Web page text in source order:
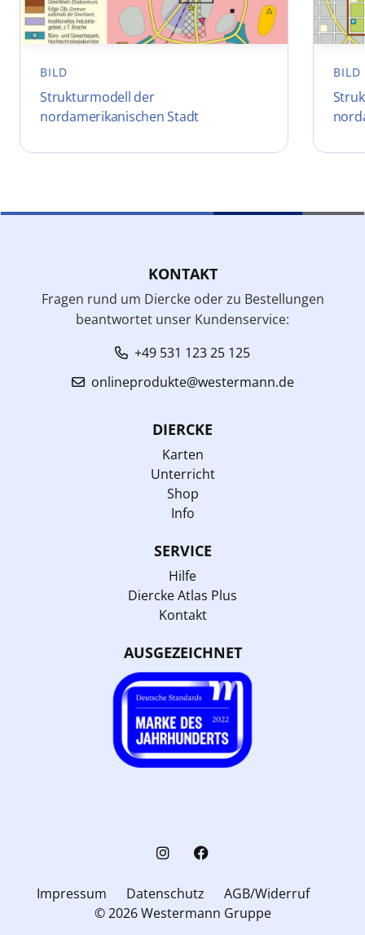
BILD
Strukturmodell der
nordamerikanischen Stadt
BILD
KONTAKT
Fragen rund um Diercke oder zu Bestellungen
beantwortet unser Kundenservice:
+49 531 123 25 125
onlineprodukte@westermann.de
DIERCKE
Karten
Unterricht
Shop
Info
SERVICE
Hilfe
Diercke Atlas Plus
Kontakt
AUSGEZEICHNET
Impressum Datenschutz
AGB/Widerruf
© 2026 Westermann Gruppe